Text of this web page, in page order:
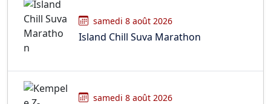
samedi 8 août 2026
Island Chill Suva Marathon
samedi 8 août 2026